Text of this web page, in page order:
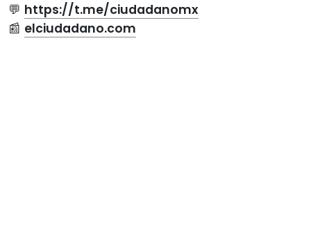
💬 https://t.me/ciudadanomx
📰 elciudadano.com